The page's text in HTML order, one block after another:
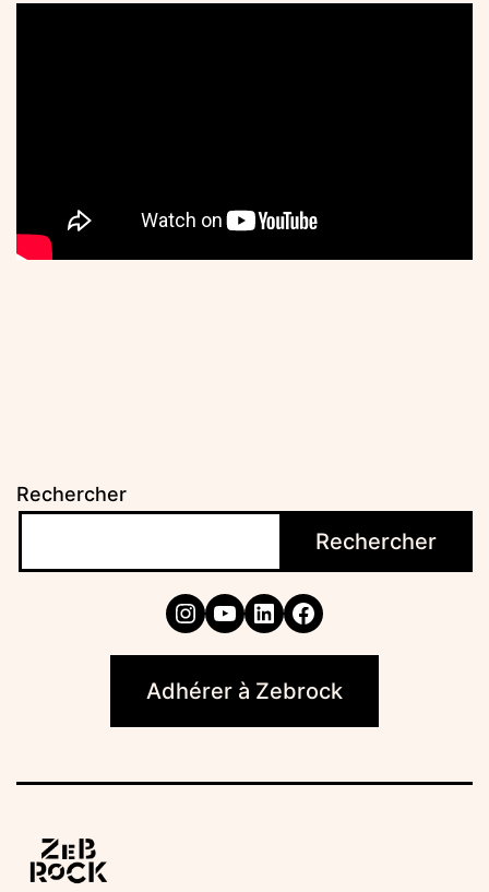
Rechercher
Rechercher
Instagram
YouTube
LinkedIn
Facebook
Adhérer à Zebrock